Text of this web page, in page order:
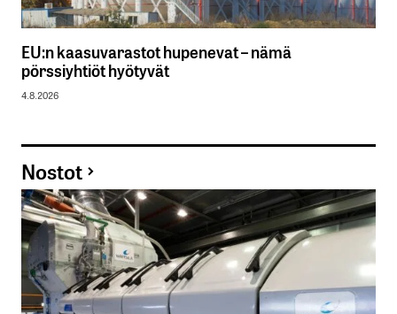
EU:n kaasuvarastot hupenevat – nämä
pörssiyhtiöt hyötyvät
4.8.2026
Nostot